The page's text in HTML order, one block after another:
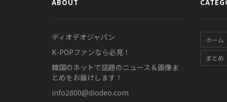
ABOUT
ディオデオジャパン
K-POPファンなら必見！
韓国のネットで話題のニュース＆画像ま
とめをお届けします！
info2800@diodeo.com
ホーム
まとめ